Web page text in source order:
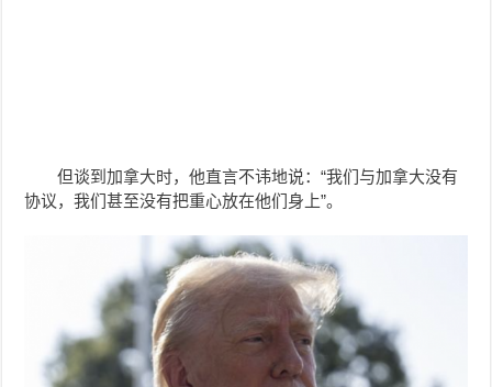
但谈到加拿大时，他直言不讳地说：“我们与加拿大没有
协议，我们甚至没有把重心放在他们身上”。